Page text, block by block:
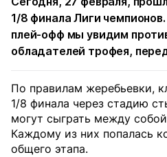
1/8 финала Лиги
плей-офф мы увидим
обладателей трофея,
По правилам жеребьевки,
1/8 финала через стадию
могут сыграть между
Каждому из них попалась
общего этапа.